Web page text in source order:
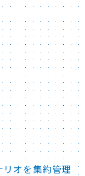
オを集約管理